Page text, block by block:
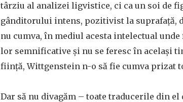
târziu al analizei ligvistice, ci ca un soi de
gânditorului intens, pozitivist la suprafață,
nu cumva, în mediul acesta intelectual
lor semnificative și nu se feresc în același
ființă, Wittgenstein n-o să fie cumva prizat
Dar să nu divagăm – toate traducerile din